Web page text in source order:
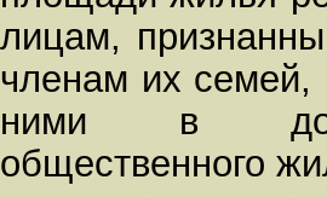
лицам,
членам их
ними в
общественного